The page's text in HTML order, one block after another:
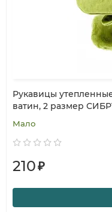
Рукавицы
ватин, 2 размер
Мало
210₽